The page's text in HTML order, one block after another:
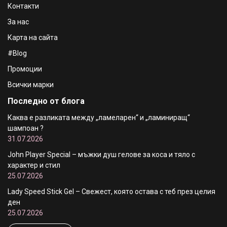
€18.90 / 36.97 лв.
Контакти
За нас
Карта на сайта
#Blog
Промоции
Всички марки
Последно от блога
Каква е разликата между „ламеларен“ и „ламиниращ“
шампоан ?
31.07.2026
John Player Special – мъжки душ гелове за коса и тяло с
характер и стил
25.07.2026
Lady Speed Stick Gel – Свежест, която остава с теб през целия
ден
25.07.2026